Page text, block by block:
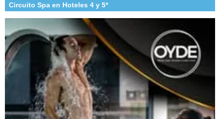
Circuito Spa en Hoteles 4 y 5*